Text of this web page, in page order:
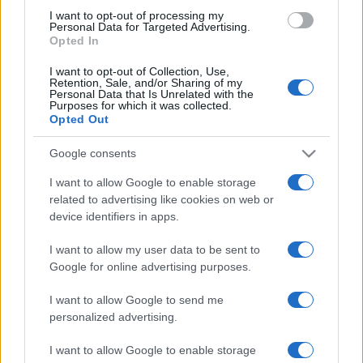
consent section.
I want to opt-out of processing my
Personal Data for Targeted Advertising.
Opted In
I want to opt-out of Collection, Use,
Retention, Sale, and/or Sharing of my
Personal Data that Is Unrelated with the
Purposes for which it was collected.
Opted Out
Google consents
I want to allow Google to enable storage
related to advertising like cookies on web or
device identifiers in apps.
I want to allow my user data to be sent to
Google for online advertising purposes.
I want to allow Google to send me
personalized advertising.
I want to allow Google to enable storage
Condividi: FacebookX (Twitter)
BlueskyLinkedIn
RedditPinterestTumblrWhatsApp